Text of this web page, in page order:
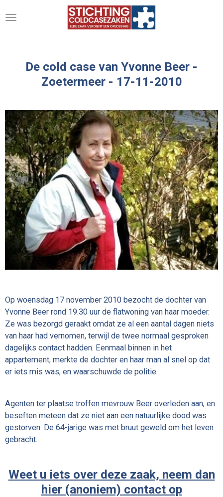
direct
De cold case van Yvonne Beer -
Zoetermeer - 17-11-2010
Op woensdag 17 november 2010 bezocht de dochter van
Yvonne Beer rond 19.30 uur de flatwoning van haar moeder.
Ze was bezorgd geraakt omdat ze al een aantal dagen niets
van haar had vernomen, terwijl de twee normaal gesproken
dagelijks contact hadden. Eenmaal binnen in het
appartement, merkte de dochter en haar man al snel op dat
er iets mis was, en waarschuwde de politie.
Agenten ter plaatse troffen mevrouw Beer overleden aan, en
beseften meteen dat ze niet aan een natuurlijke dood was
gestorven. De 64-jarige was met bruut geweld om het leven
gebracht.
Weet u iets over deze zaak, neem dan
hier (anoniem) contact op